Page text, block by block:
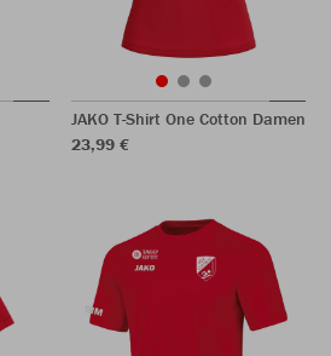
JAKO T-Shirt One Cotton Damen
23,99 €